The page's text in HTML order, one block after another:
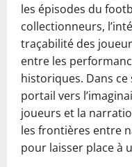
les épisodes du
collectionneurs,
traçabilité des
entre les
historiques. Dans
portail vers
joueurs et la
les frontières entre
pour laisser place à